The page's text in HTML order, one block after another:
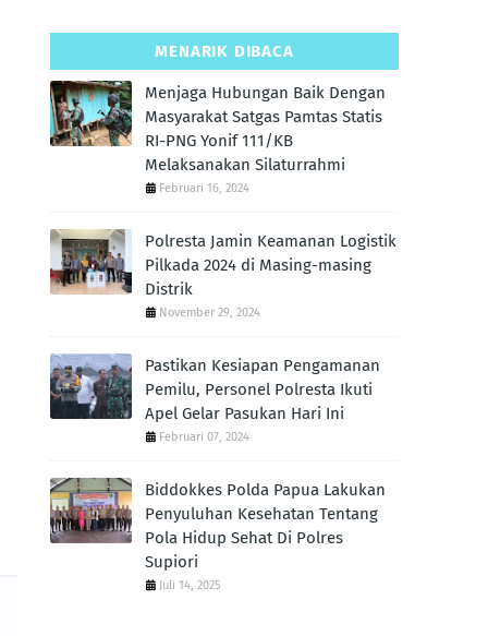
MENARIK DIBACA
Menjaga Hubungan Baik Dengan
Masyarakat Satgas Pamtas Statis
RI-PNG Yonif 111/KB
Melaksanakan Silaturrahmi
Februari 16, 2024
Polresta Jamin Keamanan Logistik
Pilkada 2024 di Masing-masing
Distrik
November 29, 2024
Pastikan Kesiapan Pengamanan
Pemilu, Personel Polresta Ikuti
Apel Gelar Pasukan Hari Ini
Februari 07, 2024
Biddokkes Polda Papua Lakukan
Penyuluhan Kesehatan Tentang
Pola Hidup Sehat Di Polres
Supiori
Juli 14, 2025